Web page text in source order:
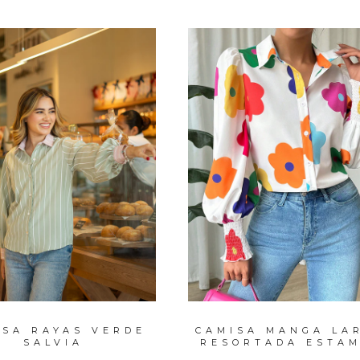
ALGODÓN
CORTA
BLUSA BÁSICA
DOTS